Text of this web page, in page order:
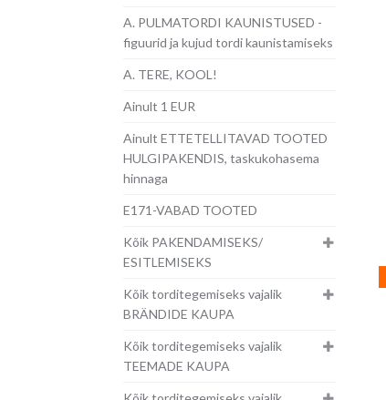
A. PULMATORDI KAUNISTUSED -
figuurid ja kujud tordi kaunistamiseks
A. TERE, KOOL!
Ainult 1 EUR
Ainult ETTETELLITAVAD TOOTED
HULGIPAKENDIS, taskukohasema
hinnaga
E171-VABAD TOOTED
Kõik PAKENDAMISEKS/
ESITLEMISEKS
Kõik torditegemiseks vajalik
BRÄNDIDE KAUPA
Kõik torditegemiseks vajalik
TEEMADE KAUPA